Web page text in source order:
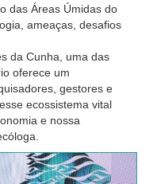
das Áreas Úmidas do
ameaças, desafios
da Cunha, uma das
oferece um
gestores e
ecossistema vital
e nossa